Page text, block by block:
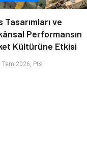
Tasarımları ve
Performansın
Kültürüne Etkisi
2026, Pts